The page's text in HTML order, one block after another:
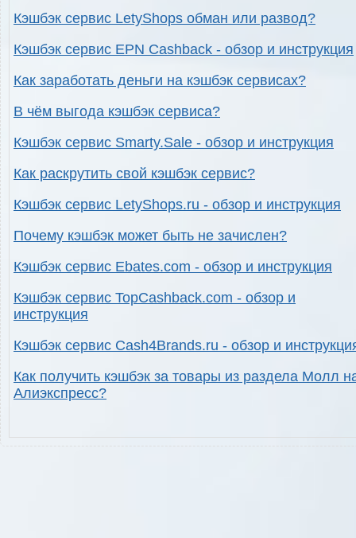
Кэшбэк сервис LetyShops обман или развод?
Кэшбэк сервис EPN Cashback - обзор и инструкция
Как заработать деньги на кэшбэк сервисах?
В чём выгода кэшбэк сервиса?
Кэшбэк сервис Smarty.Sale - обзор и инструкция
Как раскрутить свой кэшбэк сервис?
Кэшбэк сервис LetyShops.ru - обзор и инструкция
Почему кэшбэк может быть не зачислен?
Кэшбэк сервис Ebates.com - обзор и инструкция
Кэшбэк сервис TopCashback.com - обзор и
инструкция
Кэшбэк сервис Cash4Brands.ru - обзор и
Как получить кэшбэк за товары из раздела Молл
Алиэкспресс?